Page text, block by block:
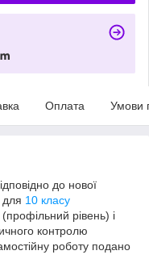
Оплата Умови
до нової
для 10 класу
(профільний рівень) і
контролю
роботу подано